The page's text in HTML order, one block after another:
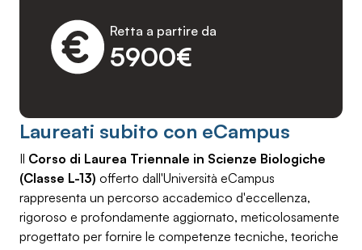
5900€
Retta a partire da
Laureati subito con eCampus
Il Corso di Laurea Triennale in Scienze Biologiche
(Classe L-13) offerto dall'Università eCampus
rappresenta un percorso accademico d'eccellenza,
rigoroso e profondamente aggiornato, meticolosamente
progettato per fornire le competenze tecniche, teoriche